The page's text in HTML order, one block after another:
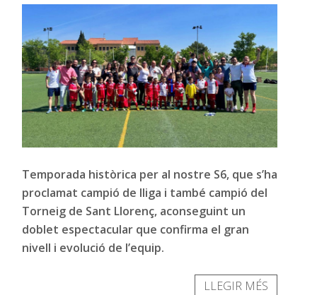
Temporada històrica per al nostre S6, que s’ha
proclamat campió de lliga i també campió del
Torneig de Sant Llorenç, aconseguint un
doblet espectacular que confirma el gran
nivell i evolució de l’equip.
LLEGIR MÉS